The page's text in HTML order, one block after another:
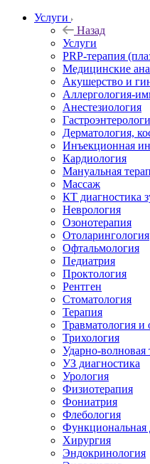
Услуги
Назад
Услуги
PRP-терапия
Медицинские
Акушерство и
Аллергология-
Анестезиология
Дерматология,
Инъекционная
Кардиология
Мануальная
Массаж
КТ диагностика
Неврология
Озонотерапия
Отоларингология
Офтальмология
Педиатрия
Проктология
Рентген
Стоматология
Терапия
Травматология и
Трихология
Ударно-волновая
УЗ диагностика
Урология
Физиотерапия
Фониатрия
Флебология
Функциональная
Хирургия
Эндокринология